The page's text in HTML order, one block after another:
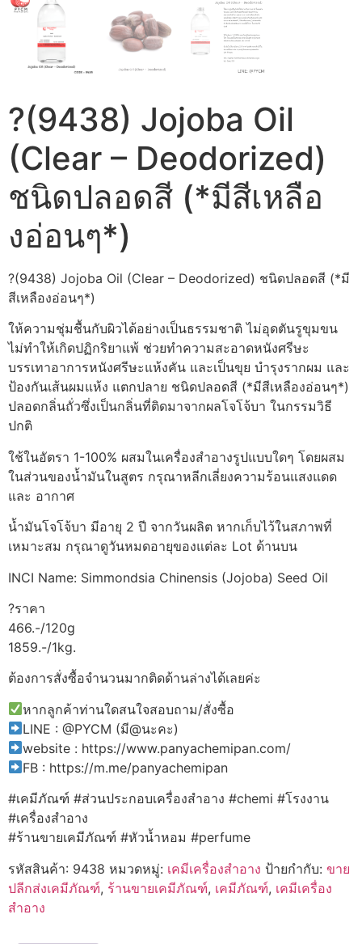
?(9438) Jojoba Oil
(Clear – Deodorized)
ชนิดปลอดสี (*มีสีเหลือ
งอ่อนๆ*)
?(9438) Jojoba Oil (Clear – Deodorized) ชนิดปลอดสี (*มี
สีเหลืองอ่อนๆ*)
ให้ความชุ่มชื้นกับผิวได้อย่างเป็นธรรมชาติ ไม่อุดตันรูขุมขน
ไม่ทำให้เกิดปฏิกริยาแพ้ ช่วยทำความสะอาดหนังศรีษะ
บรรเทาอาการหนังศรีษะแห้งคัน และเป็นขุย บำรุงรากผม และ
ป้องกันเส้นผมแห้ง แตกปลาย ชนิดปลอดสี (*มีสีเหลืองอ่อนๆ*)
ปลอดกลิ่นถั่วซึ่งเป็นกลิ่นที่ติดมาจากผลโจโจ้บา ในกรรมวิธี
ปกติ
ใช้ในอัตรา 1-100% ผสมในเครื่องสำอางรูปแบบใดๆ โดยผสม
ในส่วนของน้ำมันในสูตร กรุณาหลีกเลี่ยงความร้อนแสงแดด
และ อากาศ
น้ำมันโจโจ้บา มีอายุ 2 ปี จากวันผลิต หากเก็บไว้ในสภาพที่
เหมาะสม กรุณาดูวันหมดอายุของแต่ละ Lot ด้านบน
INCI Name: Simmondsia Chinensis (Jojoba) Seed Oil
?ราคา
466.-/120g
1859.-/1kg.
ต้องการสั่งซื้อจำนวนมากติดด้านล่างได้เลยค่ะ
หากลูกค้าท่านใดสนใจสอบถาม/สั่งซื้อ
LINE : @PYCM (มี@นะคะ)
website : https://www.panyachemipan.com/
FB : https://m.me/panyachemipan
#เคมีภัณฑ์ #ส่วนประกอบเครื่องสำอาง #chemi #โรงงาน
#เครื่องสำอาง
#ร้านขายเคมีภัณฑ์ #หัวน้ำหอม #perfume
รหัสสินค้า: 9438 หมวดหมู่: เคมีเครื่องสำอาง ป้ายกำกับ: ขาย
ปลีกส่งเคมีภัณฑ์, ร้านขายเคมีภัณฑ์, เคมีภัณฑ์, เคมีเครื่อง
สำอาง